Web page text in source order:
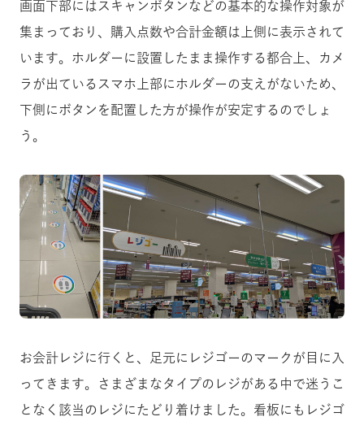
画面下部にはスキャンボタンなどの基本的な操作対象が
集まっており、購入点数や合計金額は上側に表示されて
います。ホルダーに設置したまま操作する都合上、カメ
ラが出ているスマホ上部にホルダーの支えがないため、
下側にボタンを配置した方が操作が安定するのでしょ
う。
お会計レジに行くと、足元にレジゴーのマークが目に入
ってきます。さまざまなタイプのレジがある中で迷うこ
となく該当のレジにたどり着けました。看板にもレジゴ